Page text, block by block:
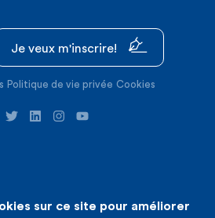
Je veux m'inscrire!
Politique de vie privée Cookies
de site internet : Expansion
sur ce site pour améliorer